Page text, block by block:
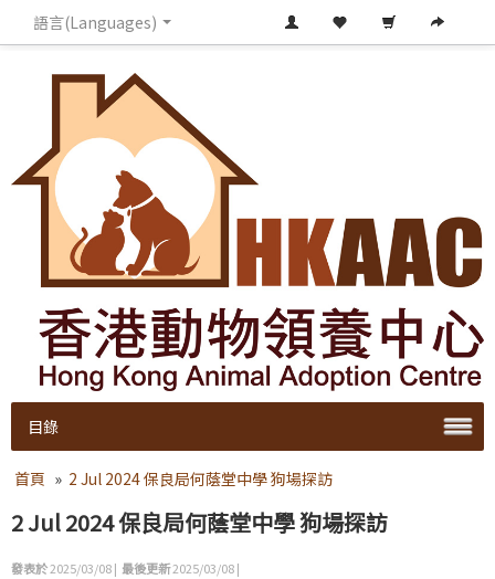
語言(Languages)
目錄
首頁 » 2 Jul 2024 保良局何蔭堂中學 狗場探訪
2 Jul 2024 保良局何蔭堂中學 狗場探訪
發表於2025/03/08 | 最後更新2025/03/08 |